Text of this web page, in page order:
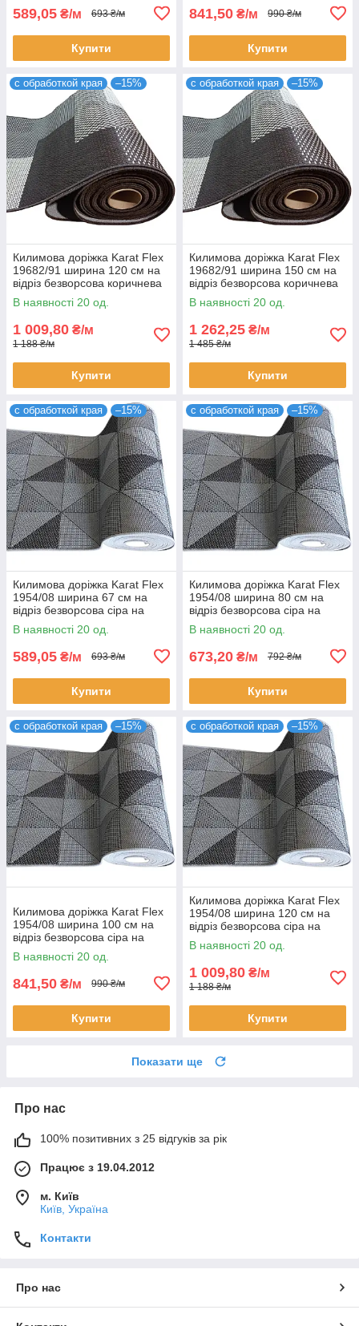
589,05 ₴/м 693 ₴/м
Купити
841,50 ₴/м 990 ₴/м
Купити
с обработкой края –15%
Килимова доріжка Karat Flex
19682/91 ширина 120 см на
відріз безворсова коричнева
на гумовій основі (ціна за пог.
м)
В наявності 20 од.
1 009,80 ₴/м
1 188 ₴/м
Купити
с обработкой края –15%
Килимова доріжка Karat Flex
19682/91 ширина 150 см на
відріз безворсова коричнева
на гумовій основі (ціна за пог.
м)
В наявності 20 од.
1 262,25 ₴/м
1 485 ₴/м
Купити
с обработкой края –15%
Килимова доріжка Karat Flex
1954/08 ширина 67 см на
відріз безворсова сіра на
гумовій основі (ціна за пог. м)
В наявності 20 од.
589,05 ₴/м 693 ₴/м
Купити
с обработкой края –15%
Килимова доріжка Karat Flex
1954/08 ширина 80 см на
відріз безворсова сіра на
гумовій основі (ціна за пог. м)
В наявності 20 од.
673,20 ₴/м 792 ₴/м
Купити
с обработкой края –15%
Килимова доріжка Karat Flex
1954/08 ширина 100 см на
відріз безворсова сіра на
гумовій основі (ціна за пог. м)
В наявності 20 од.
841,50 ₴/м 990 ₴/м
Купити
с обработкой края –15%
Килимова доріжка Karat Flex
1954/08 ширина 120 см на
відріз безворсова сіра на
гумовій основі (ціна за пог. м)
В наявності 20 од.
1 009,80 ₴/м
1 188 ₴/м
Купити
Показати ще
Про нас
100% позитивних з 25 відгуків за рік
Працює з 19.04.2012
м. Київ
Київ, Україна
Контакти
Про нас